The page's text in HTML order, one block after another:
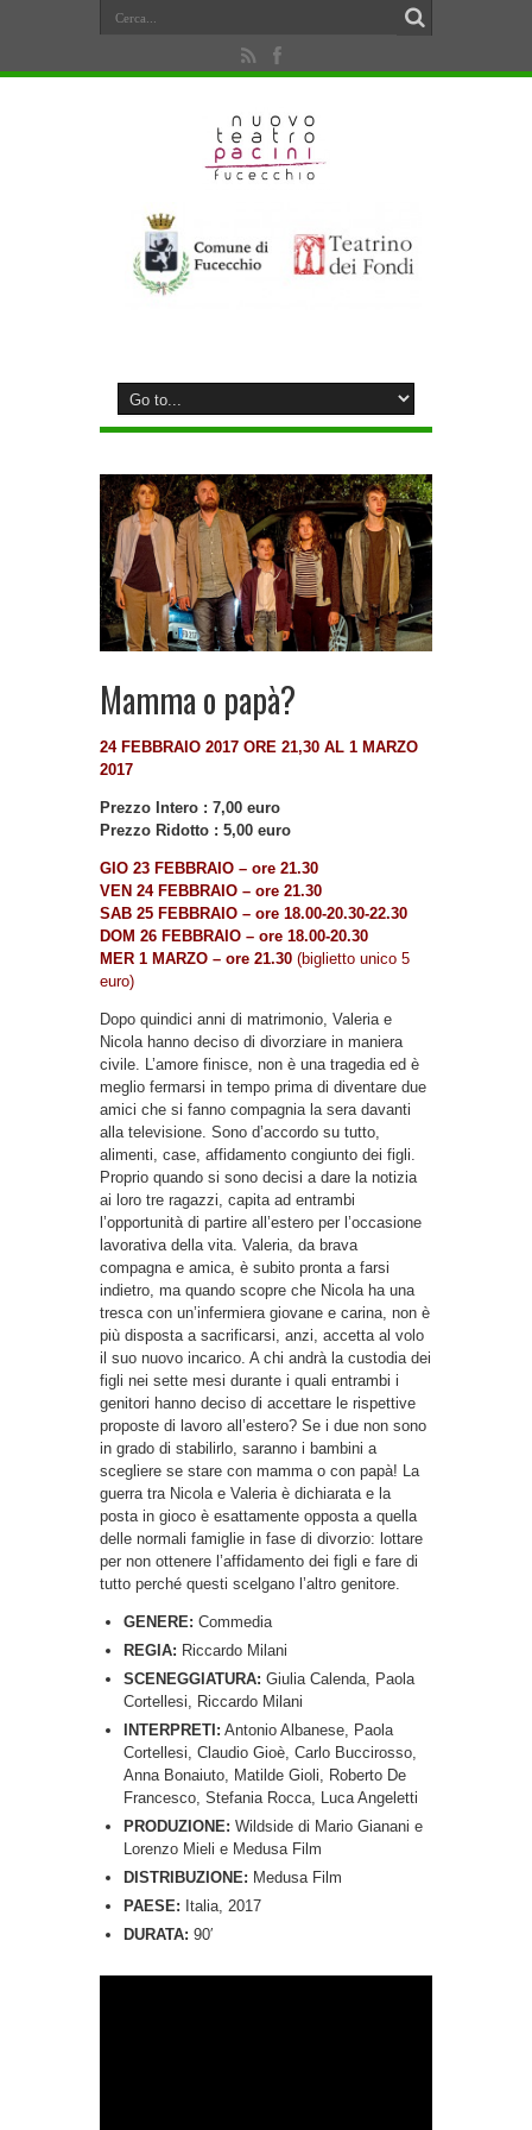
Mamma o papà?
24 FEBBRAIO 2017 ORE 21,30 AL 1 MARZO
2017
Prezzo Intero : 7,00 euro
Prezzo Ridotto : 5,00 euro
GIO 23 FEBBRAIO – ore 21.30
VEN 24 FEBBRAIO – ore 21.30
SAB 25 FEBBRAIO – ore 18.00-20.30-22.30
DOM 26 FEBBRAIO – ore 18.00-20.30
MER 1 MARZO – ore 21.30 (biglietto unico 5
euro)
Dopo quindici anni di matrimonio, Valeria e
Nicola hanno deciso di divorziare in maniera
civile. L’amore finisce, non è una tragedia ed è
meglio fermarsi in tempo prima di diventare due
amici che si fanno compagnia la sera davanti
alla televisione. Sono d’accordo su tutto,
alimenti, case, affidamento congiunto dei figli.
Proprio quando si sono decisi a dare la notizia
ai loro tre ragazzi, capita ad entrambi
l’opportunità di partire all’estero per l’occasione
lavorativa della vita. Valeria, da brava
compagna e amica, è subito pronta a farsi
indietro, ma quando scopre che Nicola ha una
tresca con un’infermiera giovane e carina, non è
più disposta a sacrificarsi, anzi, accetta al volo
il suo nuovo incarico. A chi andrà la custodia dei
figli nei sette mesi durante i quali entrambi i
genitori hanno deciso di accettare le rispettive
proposte di lavoro all’estero? Se i due non sono
in grado di stabilirlo, saranno i bambini a
scegliere se stare con mamma o con papà! La
guerra tra Nicola e Valeria è dichiarata e la
posta in gioco è esattamente opposta a quella
delle normali famiglie in fase di divorzio: lottare
per non ottenere l’affidamento dei figli e fare di
tutto perché questi scelgano l’altro genitore.
GENERE: Commedia
REGIA: Riccardo Milani
SCENEGGIATURA: Giulia Calenda, Paola
Cortellesi, Riccardo Milani
INTERPRETI: Antonio Albanese, Paola
Cortellesi, Claudio Gioè, Carlo Buccirosso,
Anna Bonaiuto, Matilde Gioli, Roberto De
Francesco, Stefania Rocca, Luca Angeletti
PRODUZIONE: Wildside di Mario Gianani e
Lorenzo Mieli e Medusa Film
DISTRIBUZIONE: Medusa Film
PAESE: Italia, 2017
DURATA: 90′